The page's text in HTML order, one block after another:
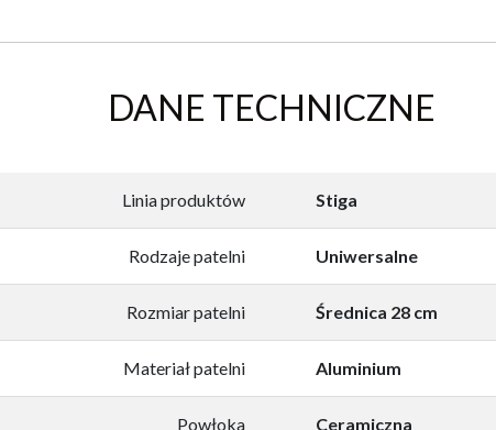
DANE TECHNICZNE
Linia produktów Stiga
Rodzaje patelni Uniwersalne
Rozmiar patelni Średnica 28 cm
Materiał patelni Aluminium
Powłoka Ceramiczna